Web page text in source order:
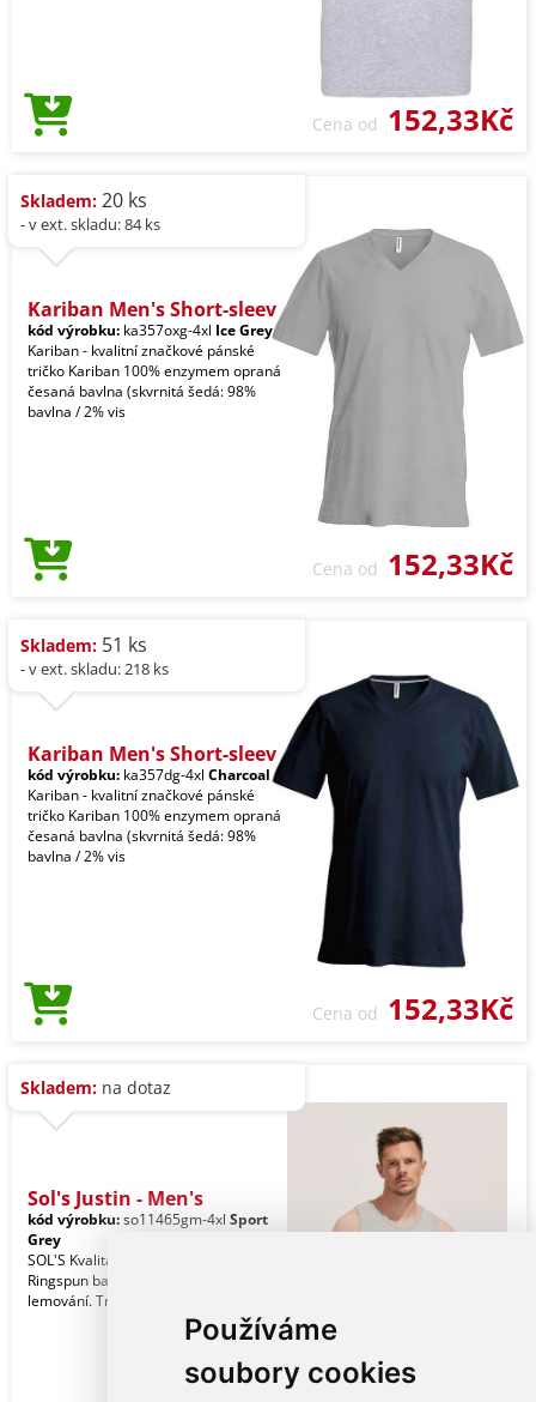
Používáme
soubory cookies
Cena od 152,33Kč
Skladem: 20 ks
- v ext. skladu: 84 ks
Kariban Men's Short-sleev
kód výrobku: ka357oxg-4xl Ice Grey
Kariban - kvalitní značkové pánské
tričko Kariban 100% enzymem opraná
česaná bavlna (skvrnitá šedá: 98%
bavlna / 2% vis
Cena od 152,33Kč
Skladem: 51 ks
- v ext. skladu: 218 ks
Kariban Men's Short-sleev
kód výrobku: ka357dg-4xl Charcoal
Kariban - kvalitní značkové pánské
tričko Kariban 100% enzymem opraná
česaná bavlna (skvrnitá šedá: 98%
bavlna / 2% vis
Cena od 152,33Kč
Skladem: na dotaz
Sol's Justin - Men's
kód výrobku:so11465gm-4xl Sport
Grey
SOL'S Kvalita. 100% částečně česaná
Ringspun bavlna. Styl. Žebrované
lemování. Trubkový střih.